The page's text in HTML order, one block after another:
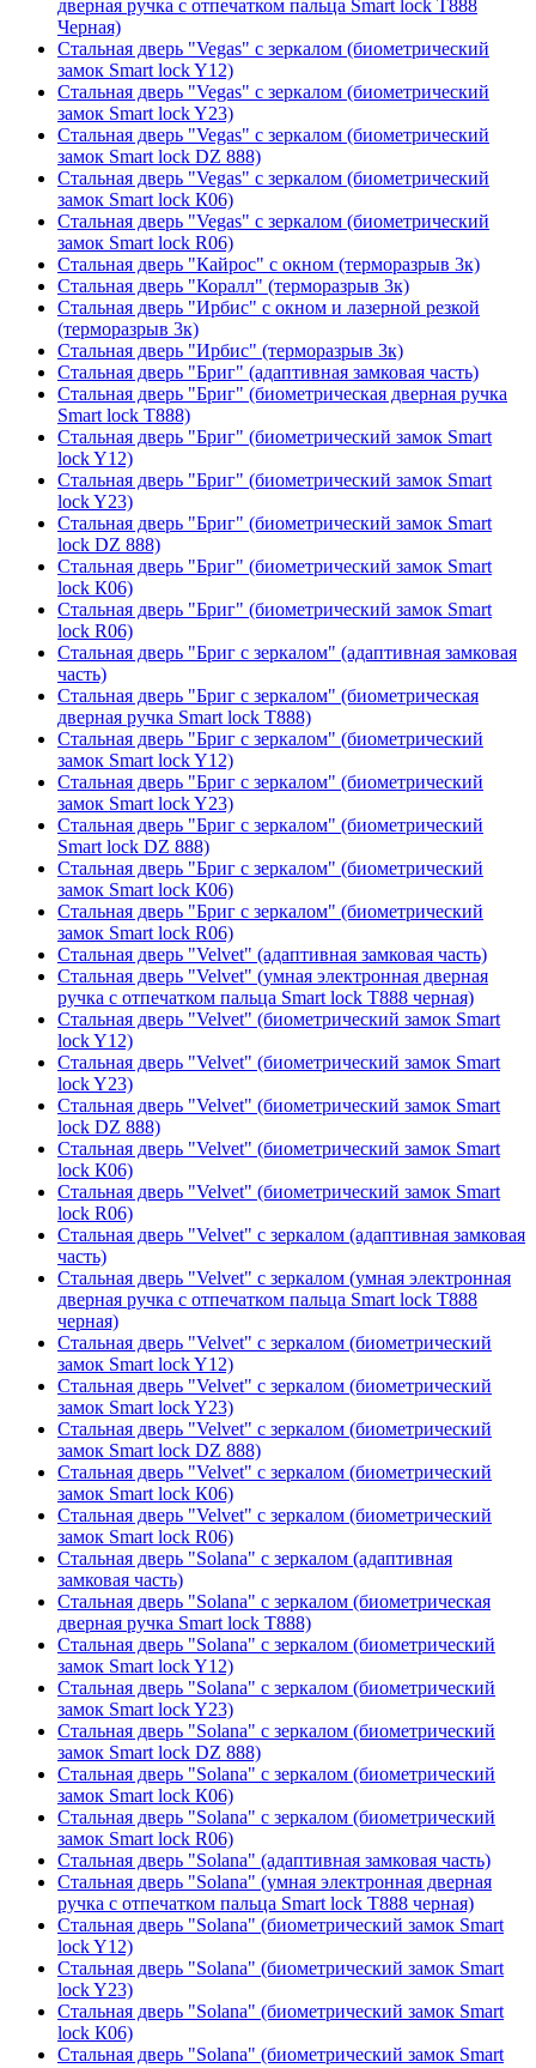
дверная ручка с отпечатком пальца Smart lock T888
Черная)
Стальная дверь "Vegas" с зеркалом (биометрический
замок Smart lock Y12)
Стальная дверь "Vegas" с зеркалом (биометрический
замок Smart lock Y23)
Стальная дверь "Vegas" с зеркалом (биометрический
замок Smart lock DZ 888)
Стальная дверь "Vegas" с зеркалом (биометрический
замок Smart lock К06)
Стальная дверь "Vegas" с зеркалом (биометрический
замок Smart lock R06)
Стальная дверь "Кайрос" с окном (терморазрыв 3к)
Стальная дверь "Коралл" (терморазрыв 3к)
Стальная дверь "Ирбис" с окном и лазерной резкой
(терморазрыв 3к)
Стальная дверь "Ирбис" (терморазрыв 3к)
Стальная дверь "Бриг" (адаптивная замковая часть)
Стальная дверь "Бриг" (биометрическая дверная ручка
Smart lock T888)
Стальная дверь "Бриг" (биометрический замок Smart
lock Y12)
Стальная дверь "Бриг" (биометрический замок Smart
lock Y23)
Стальная дверь "Бриг" (биометрический замок Smart
lock DZ 888)
Стальная дверь "Бриг" (биометрический замок Smart
lock К06)
Стальная дверь "Бриг" (биометрический замок Smart
lock R06)
Стальная дверь "Бриг с зеркалом" (адаптивная замковая
часть)
Стальная дверь "Бриг с зеркалом" (биометрическая
дверная ручка Smart lock T888)
Стальная дверь "Бриг с зеркалом" (биометрический
замок Smart lock Y12)
Стальная дверь "Бриг с зеркалом" (биометрический
замок Smart lock Y23)
Стальная дверь "Бриг с зеркалом" (биометрический
Smart lock DZ 888)
Стальная дверь "Бриг с зеркалом" (биометрический
замок Smart lock К06)
Стальная дверь "Бриг с зеркалом" (биометрический
замок Smart lock R06)
Стальная дверь "Velvet" (адаптивная замковая часть)
Стальная дверь "Velvet" (умная электронная дверная
ручка с отпечатком пальца Smart lock T888 черная)
Стальная дверь "Velvet" (биометрический замок Smart
lock Y12)
Стальная дверь "Velvet" (биометрический замок Smart
lock Y23)
Стальная дверь "Velvet" (биометрический замок Smart
lock DZ 888)
Стальная дверь "Velvet" (биометрический замок Smart
lock К06)
Стальная дверь "Velvet" (биометрический замок Smart
lock R06)
Стальная дверь "Velvet" с зеркалом (адаптивная замковая
часть)
Стальная дверь "Velvet" с зеркалом (умная электронная
дверная ручка с отпечатком пальца Smart lock T888
черная)
Стальная дверь "Velvet" с зеркалом (биометрический
замок Smart lock Y12)
Стальная дверь "Velvet" с зеркалом (биометрический
замок Smart lock Y23)
Стальная дверь "Velvet" с зеркалом (биометрический
замок Smart lock DZ 888)
Стальная дверь "Velvet" с зеркалом (биометрический
замок Smart lock К06)
Стальная дверь "Velvet" с зеркалом (биометрический
замок Smart lock R06)
Стальная дверь "Solana" с зеркалом (адаптивная
замковая часть)
Стальная дверь "Solana" с зеркалом (биометрическая
дверная ручка Smart lock T888)
Стальная дверь "Solana" с зеркалом (биометрический
замок Smart lock Y12)
Стальная дверь "Solana" с зеркалом (биометрический
замок Smart lock Y23)
Стальная дверь "Solana" с зеркалом (биометрический
замок Smart lock DZ 888)
Стальная дверь "Solana" с зеркалом (биометрический
замок Smart lock К06)
Стальная дверь "Solana" с зеркалом (биометрический
замок Smart lock R06)
Стальная дверь "Solana" (адаптивная замковая часть)
Стальная дверь "Solana" (умная электронная дверная
ручка с отпечатком пальца Smart lock T888 черная)
Стальная дверь "Solana" (биометрический замок Smart
lock Y12)
Стальная дверь "Solana" (биометрический замок Smart
lock Y23)
Стальная дверь "Solana" (биометрический замок Smart
lock К06)
Стальная дверь "Solana" (биометрический замок Smart